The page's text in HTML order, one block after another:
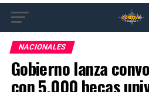
NACIONALES
Gobierno lanza
con 5.000 becas